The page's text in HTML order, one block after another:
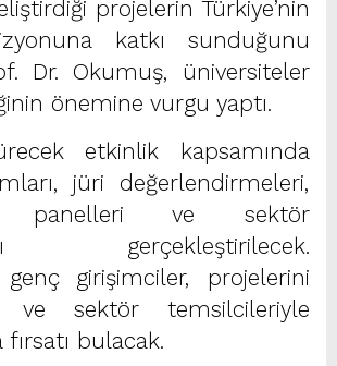
projelerin Türkiye’nin
katkı sunduğunu
Dr. Okumuş, üniversiteler
önemine vurgu yaptı.
etkinlik kapsamında
jüri değerlendirmeleri,
panelleri ve sektör
gerçekleştirilecek.
genç girişimciler, projelerini
ve sektör temsilcileriyle
bulacak.